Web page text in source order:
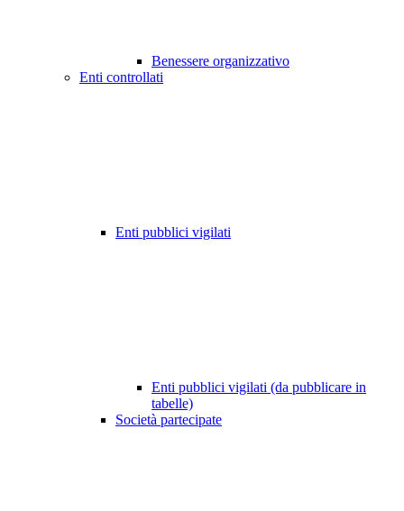
Benessere organizzativo
Enti controllati
Enti pubblici vigilati
Enti pubblici vigilati (da pubblicare in
tabelle)
Società partecipate